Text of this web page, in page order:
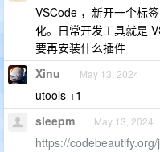
VSCode ，新开一个标
化。日常开发工具就是
要再安装什么插件
Xinu May 13, 2024
utools +1
sleepm May 13, 2024
https://